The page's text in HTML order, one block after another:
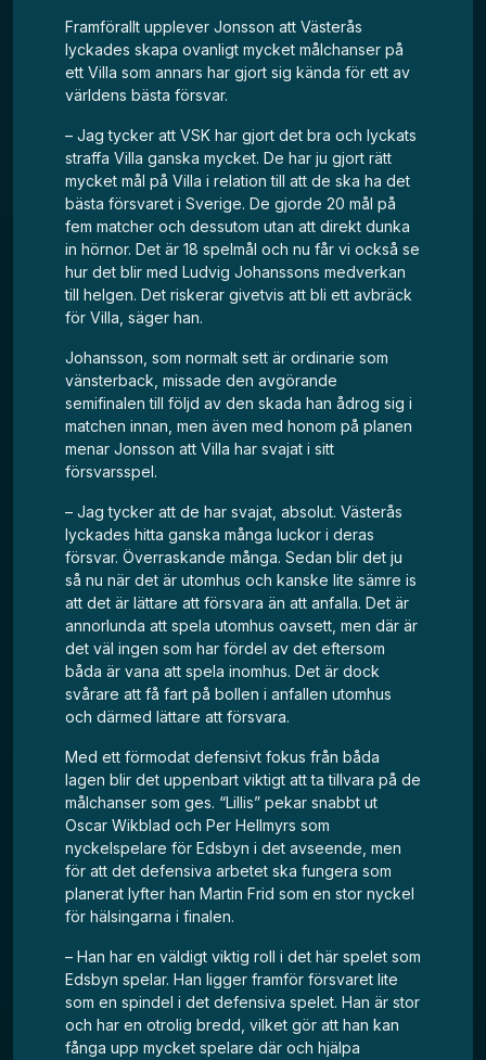
Framförallt upplever Jonsson att Västerås
lyckades skapa ovanligt mycket målchanser på
ett Villa som annars har gjort sig kända för ett av
världens bästa försvar.
– Jag tycker att VSK har gjort det bra och lyckats
straffa Villa ganska mycket. De har ju gjort rätt
mycket mål på Villa i relation till att de ska ha det
bästa försvaret i Sverige. De gjorde 20 mål på
fem matcher och dessutom utan att direkt dunka
in hörnor. Det är 18 spelmål och nu får vi också se
hur det blir med Ludvig Johanssons medverkan
till helgen. Det riskerar givetvis att bli ett avbräck
för Villa, säger han.
Johansson, som normalt sett är ordinarie som
vänsterback, missade den avgörande
semifinalen till följd av den skada han ådrog sig i
matchen innan, men även med honom på planen
menar Jonsson att Villa har svajat i sitt
försvarsspel.
– Jag tycker att de har svajat, absolut. Västerås
lyckades hitta ganska många luckor i deras
försvar. Överraskande många. Sedan blir det ju
så nu när det är utomhus och kanske lite sämre is
att det är lättare att försvara än att anfalla. Det är
annorlunda att spela utomhus oavsett, men där är
det väl ingen som har fördel av det eftersom
båda är vana att spela inomhus. Det är dock
svårare att få fart på bollen i anfallen utomhus
och därmed lättare att försvara.
Med ett förmodat defensivt fokus från båda
lagen blir det uppenbart viktigt att ta tillvara på de
målchanser som ges. “Lillis” pekar snabbt ut
Oscar Wikblad och Per Hellmyrs som
nyckelspelare för Edsbyn i det avseende, men
för att det defensiva arbetet ska fungera som
planerat lyfter han Martin Frid som en stor nyckel
för hälsingarna i finalen.
– Han har en väldigt viktig roll i det här spelet som
Edsbyn spelar. Han ligger framför försvaret lite
som en spindel i det defensiva spelet. Han är stor
och har en otrolig bredd, vilket gör att han kan
fånga upp mycket spelare där och hjälpa